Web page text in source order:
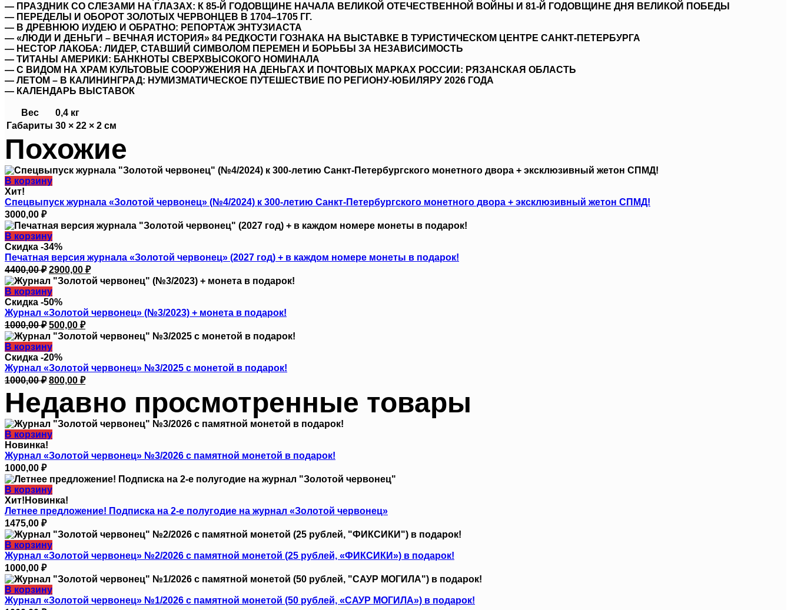
— ПРАЗДНИК СО СЛЕЗАМИ НА ГЛАЗАХ: К 85-Й ГОДОВЩИНЕ НАЧАЛА ВЕЛИКОЙ ОТЕЧЕСТВЕННОЙ ВОЙНЫ И 81-Й ГОДОВЩИНЕ ДНЯ ВЕЛИКОЙ ПОБЕДЫ
— ПЕРЕДЕЛЫ И ОБОРОТ ЗОЛОТЫХ ЧЕРВОНЦЕВ В 1704–1705 ГГ.
— В ДРЕВНЮЮ ИУДЕЮ И ОБРАТНО: РЕПОРТАЖ ЭНТУЗИАСТА
— «ЛЮДИ И ДЕНЬГИ – ВЕЧНАЯ ИСТОРИЯ» 84 РЕДКОСТИ ГОЗНАКА НА ВЫСТАВКЕ В ТУРИСТИЧЕСКОМ ЦЕНТРЕ САНКТ-ПЕТЕРБУРГА
— НЕСТОР ЛАКОБА: ЛИДЕР, СТАВШИЙ СИМВОЛОМ ПЕРЕМЕН И БОРЬБЫ ЗА НЕЗАВИСИМОСТЬ
— ТИТАНЫ АМЕРИКИ: БАНКНОТЫ СВЕРХВЫСОКОГО НОМИНАЛА
— С ВИДОМ НА ХРАМ КУЛЬТОВЫЕ СООРУЖЕНИЯ НА ДЕНЬГАХ И ПОЧТОВЫХ МАРКАХ РОССИИ: РЯЗАНСКАЯ ОБЛАСТЬ
— ЛЕТОМ – В КАЛИНИНГРАД: НУМИЗМАТИЧЕСКОЕ ПУТЕШЕСТВИЕ ПО РЕГИОНУ-ЮБИЛЯРУ 2026 ГОДА
— КАЛЕНДАРЬ ВЫСТАВОК
Вес
0,4 кг
Габариты 30 × 22 × 2 см
Похожие
В корзину
Хит!
Спецвыпуск журнала «Золотой червонец» (№4/2024) к 300-летию Санкт-Петербургского монетного двора + эксклюзивный жетон СПМД!
3000,00 ₽
В корзину
Скидка -34%
Печатная версия журнала «Золотой червонец» (2027 год) + в каждом номере монеты в подарок!
4400,00₽ Первоначальная
цена
составляла
4400,00 ₽.
2900,00 ₽Текущая
цена:
В корзину
Скидка -50%
Журнал «Золотой червонец» (№3/2023) + монета в подарок!
1000,00₽ Первоначальная
цена
составляла
1000,00 ₽.
500,00 ₽Текущая
цена:
В корзину
Скидка -20%
Журнал «Золотой червонец» №3/2025 с монетой в подарок!
1000,00₽ Первоначальная
составляла
1000,00 ₽.
800,00 ₽Текущая
800,00 ₽.
Недавно просмотренные товары
В корзину
Новинка!
Журнал «Золотой червонец» №3/2026 с памятной монетой в подарок!
1000,00 ₽
В корзину
Хит! Новинка!
Летнее предложение! Подписка на 2-е полугодие на журнал «Золотой червонец»
1475,00 ₽
В корзину
Журнал «Золотой червонец» №2/2026 с памятной монетой (25 рублей, «ФИКСИКИ») в подарок!
1000,00 ₽
В корзину
Журнал «Золотой червонец» №1/2026 с памятной монетой (50 рублей, «САУР МОГИЛА») в подарок!